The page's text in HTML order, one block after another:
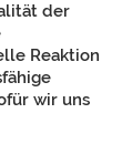
der
Reaktion
wir uns